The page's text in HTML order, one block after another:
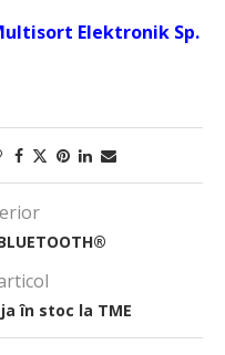
Elektronik Sp.
în stoc la TME